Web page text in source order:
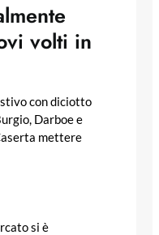
volti in
con diciotto
Darboe e
mettere
si è